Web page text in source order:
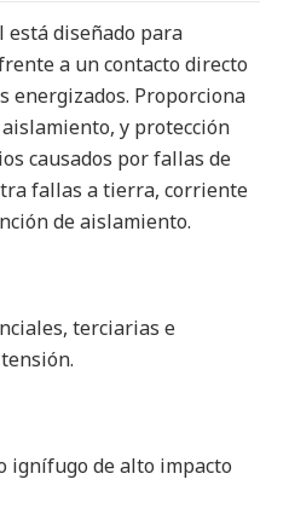
diseñado para
a un contacto directo
energizados. Proporciona
y protección
causados por fallas de
fallas a tierra, corriente
de aislamiento.
terciarias e
ignífugo de alto impacto